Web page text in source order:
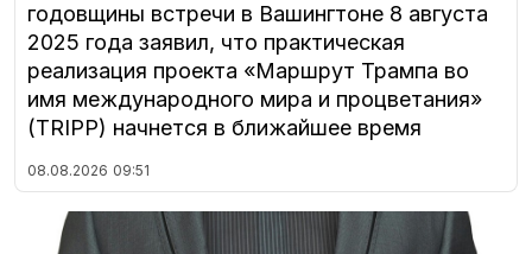
годовщины встречи в Вашингтоне 8 августа
2025 года заявил, что практическая
реализация проекта «Маршрут Трампа во
имя международного мира и процветания»
(TRIPP) начнется в ближайшее время
08.08.2026 09:51